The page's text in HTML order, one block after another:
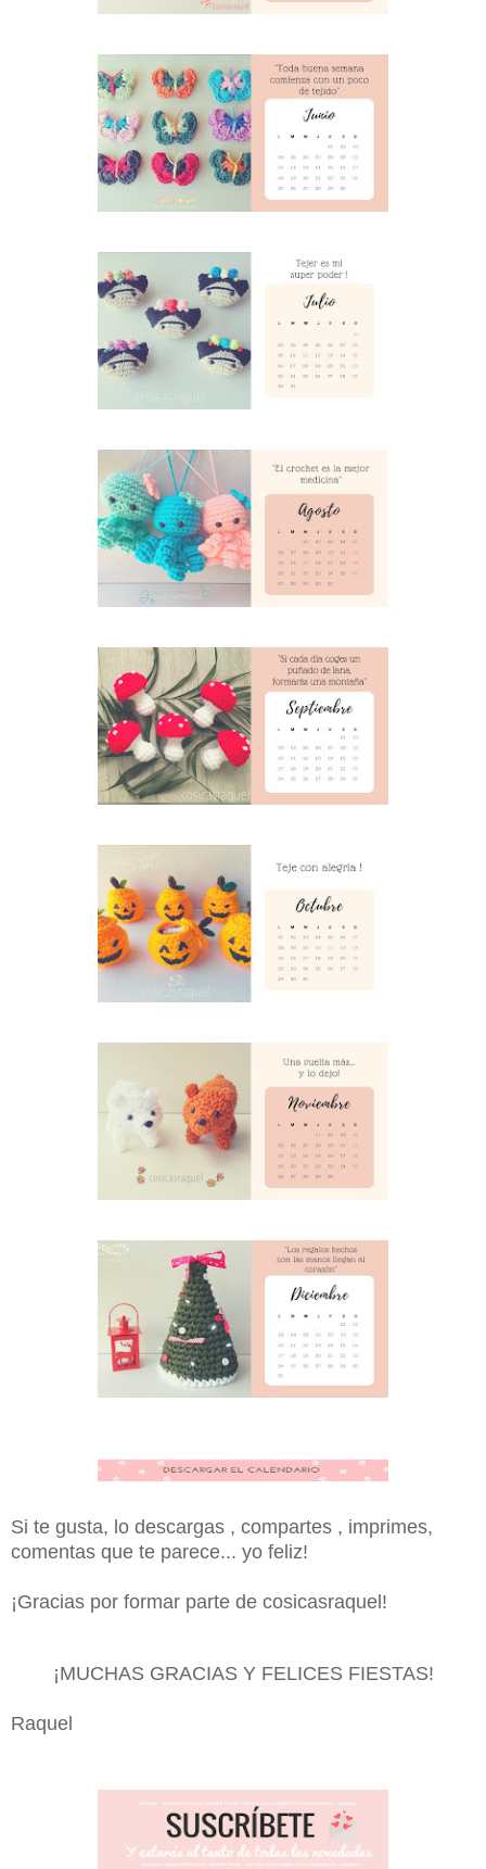
Si te gusta, lo descargas , compartes , imprimes,
comentas que te parece... yo feliz!
¡Gracias por formar parte de cosicasraquel!
¡MUCHAS GRACIAS Y FELICES FIESTAS!
Raquel